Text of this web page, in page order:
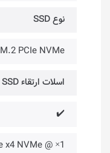
نوع SSD
M.2 PCIe NVMe
اسلات ارتقاء SSD
✔️
1× @ M.2 PCIe x4 NVMe